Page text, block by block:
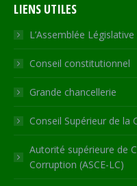
opens
in
new
window
opens
in
new
window
opens
in
new
window
in
new
window
opens
in
new
LIENS UTILES
L’Assemblée
Conseil constitutionnel
Grande chancellerie
Conseil Supérieur de la
Autorité supérieure de
Corruption (ASCE-LC)